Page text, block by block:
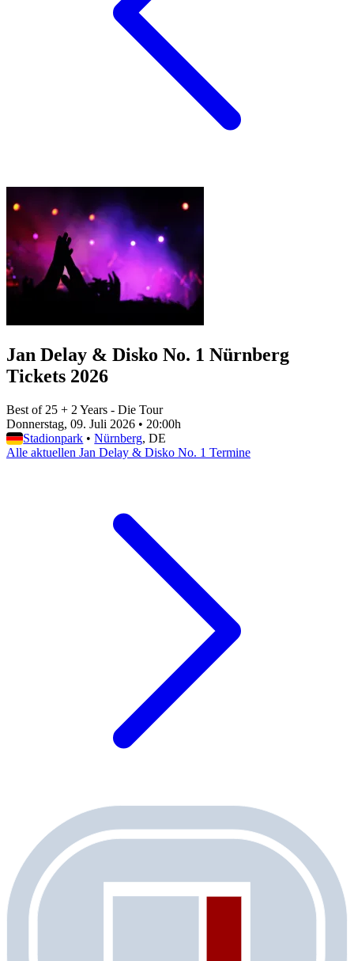
Jan Delay & Disko No. 1 Nürnberg
Tickets 2026
Best of 25 + 2 Years - Die Tour
Donnerstag, 09. Juli 2026 • 20:00h
Stadionpark • Nürnberg, DE
Alle aktuellen Jan Delay & Disko No. 1 Termine